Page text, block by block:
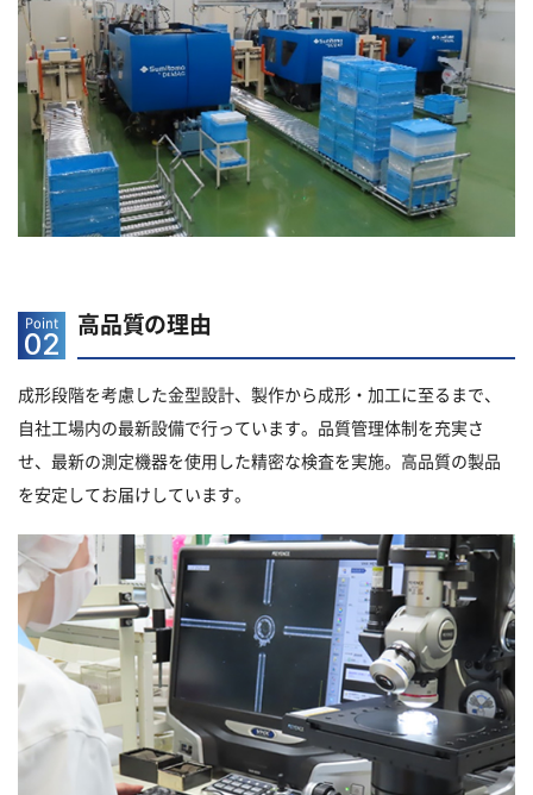
Point
02
高品質の理由
成形段階を考慮した金型設計、製作から成形・加工に至るまで、
自社工場内の最新設備で行っています。品質管理体制を充実さ
せ、最新の測定機器を使用した精密な検査を実施。高品質の製品
を安定してお届けしています。